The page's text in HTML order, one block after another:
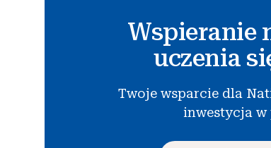
Wspieranie
uczenia
Twoje wsparcie dla
inwestycja w